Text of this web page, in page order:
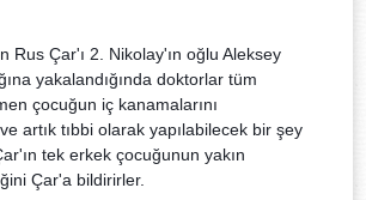
Rus Çar'ı 2. Nikolay'ın oğlu Aleksey
yakalandığında doktorlar tüm
çocuğun iç kanamalarını
artık tıbbi olarak yapılabilecek bir şey
tek erkek çocuğunun yakın
Çar'a bildirirler.